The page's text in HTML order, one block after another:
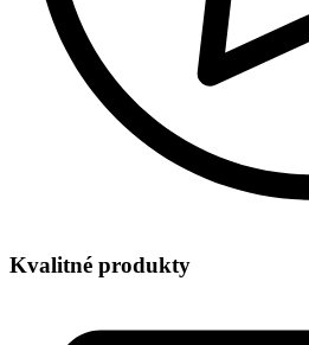
Kvalitné produkty